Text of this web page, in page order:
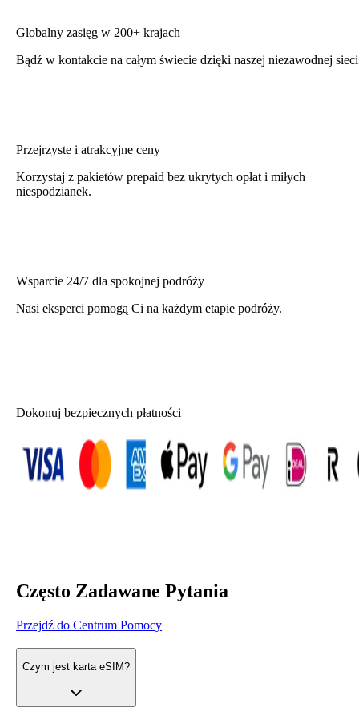
Globalny zasięg w 200+ krajach
Bądź w kontakcie na całym świecie dzięki naszej niezawodnej
Przejrzyste i atrakcyjne ceny
Korzystaj z pakietów prepaid bez ukrytych opłat i miłych
niespodzianek.
Wsparcie 24/7 dla spokojnej podróży
Nasi eksperci pomogą Ci na każdym etapie podróży.
Dokonuj bezpiecznych płatności
Często Zadawane Pytania
Przejdź do Centrum Pomocy
Czym jest karta eSIM?